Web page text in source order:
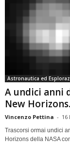
Astronautica ed
A undici anni
New
Vincenzo Pettina - 16
Trascorsi ormai undici
Horizons della NASA